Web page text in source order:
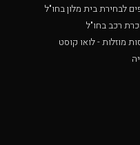
לבחירת בית מלון בחו"ל
רכב בחו"ל
מוזלות - לואו קוסט